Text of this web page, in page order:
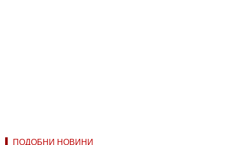
ПОДОБНИ НОВИНИ